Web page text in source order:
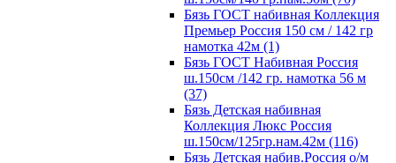
Бязь ГОСТ набивная Коллекция
Премьер Россия 150 см / 142 гр
намотка 42м (1)
Бязь ГОСТ Набивная Россия
ш.150см /142 гр. намотка 56 м
(37)
Бязь Детская набивная
Коллекция Люкс Россия
ш.150см/125гр.нам.42м (116)
Бязь Детская набив.Россия о/м